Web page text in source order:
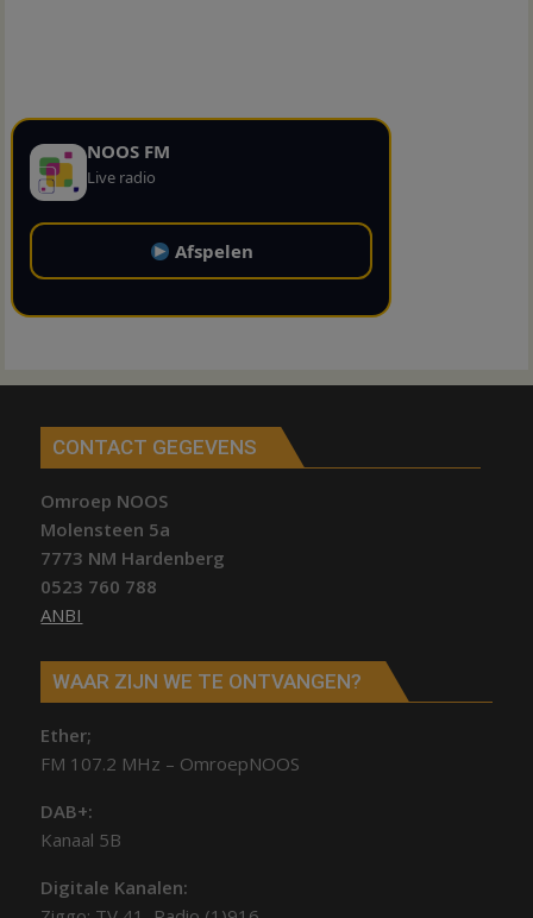
NOOS FM
Live radio
Afspelen
CONTACT GEGEVENS
Omroep NOOS
Molensteen 5a
7773 NM Hardenberg
0523 760 788
ANBI
WAAR ZIJN WE TE ONTVANGEN?
Ether;
FM 107.2 MHz – OmroepNOOS
DAB+:
Kanaal 5B
Digitale Kanalen: